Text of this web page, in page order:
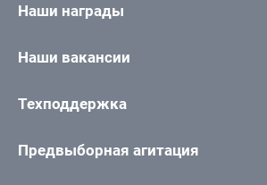
Наши награды
Наши вакансии
Техподдержка
Предвыборная агитация